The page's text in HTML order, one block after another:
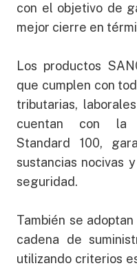
con el objetivo de
mejor cierre en
Los productos
que cumplen con
tributarias,
cuentan con la
Standard 100,
sustancias nocivas
seguridad.
También se
cadena de
utilizando criterios